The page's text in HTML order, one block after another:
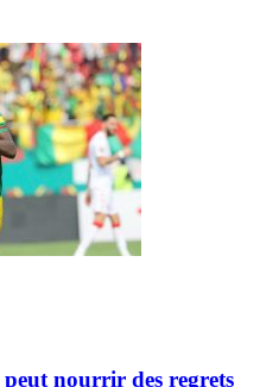
nourrir des regrets